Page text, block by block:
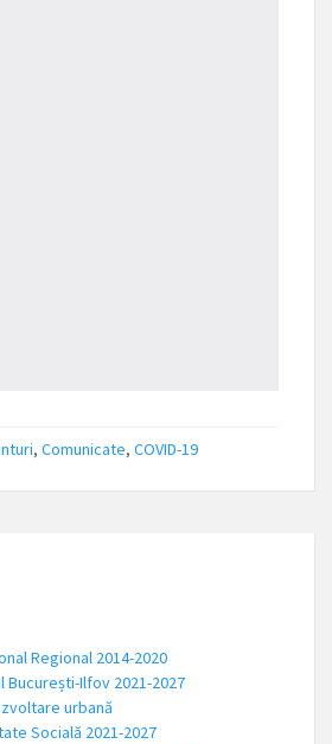
, Comunicate, COVID-19
Regional 2014-2020
București-Ilfov 2021-2027
urbană
Socială 2021-2027